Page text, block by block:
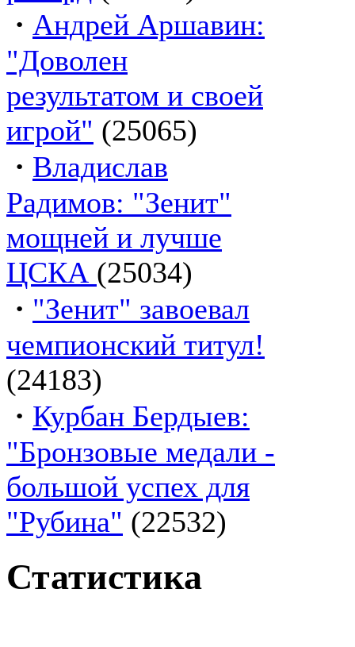
· Андрей Аршавин:
"Доволен
результатом и своей
игрой" (25065)
· Владислав
Радимов: "Зенит"
мощней и лучше
ЦСКА (25034)
· "Зенит" завоевал
чемпионский титул!
(24183)
· Курбан Бердыев:
"Бронзовые медали -
большой успех для
"Рубина" (22532)
Статистика